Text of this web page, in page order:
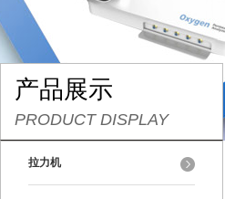
产品展示
PRODUCT DISPLAY
拉力机